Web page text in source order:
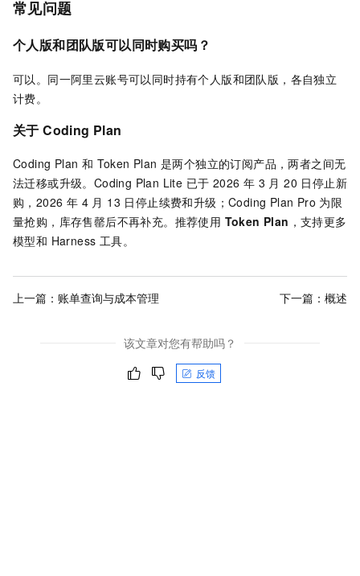
常见问题
个人版和团队版可以同时购买吗？
可以。同一阿里云账号可以同时持有个人版和团队版，各自独立
计费。
关于 Coding Plan
Coding Plan 和 Token Plan 是两个独立的订阅产品，两者之间无
法迁移或升级。Coding Plan Lite 已于 2026 年 3 月 20 日停止新
购，2026 年 4 月 13 日停止续费和升级；Coding Plan Pro 为限
量抢购，库存售罄后不再补充。推荐使用 Token Plan ，支持更多
模型和 Harness 工具。
上一篇： 账单查询与成本管理 下一篇： 概述
该文章对您有帮助吗？
反馈